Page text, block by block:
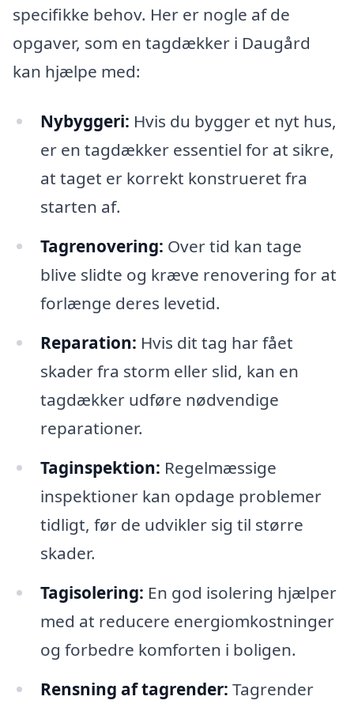
specifikke behov. Her er nogle af de
opgaver, som en tagdækker i Daugård
kan hjælpe med:
Nybyggeri: Hvis du bygger et nyt hus,
er en tagdækker essentiel for at sikre,
at taget er korrekt konstrueret fra
starten af.
Tagrenovering: Over tid kan tage
blive slidte og kræve renovering for at
forlænge deres levetid.
Reparation: Hvis dit tag har fået
skader fra storm eller slid, kan en
tagdækker udføre nødvendige
reparationer.
Taginspektion: Regelmæssige
inspektioner kan opdage problemer
tidligt, før de udvikler sig til større
skader.
Tagisolering: En god isolering hjælper
med at reducere energiomkostninger
og forbedre komforten i boligen.
Rensning af tagrender: Tagrender